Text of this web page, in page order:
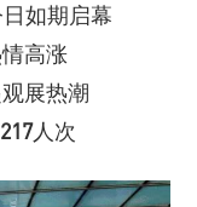
如期启幕
高涨
展热潮
人次